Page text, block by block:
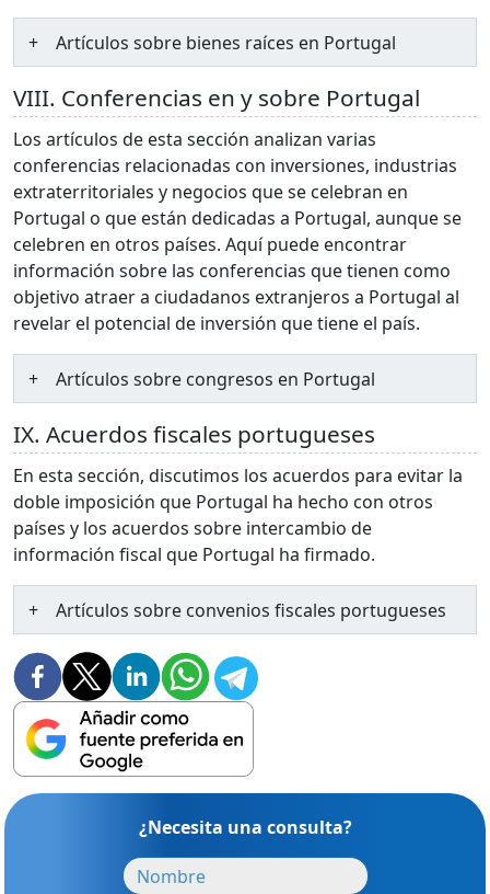
Artículos sobre bienes raíces en Portugal
VIII. Conferencias en y sobre Portugal
Los artículos de esta sección analizan varias
conferencias relacionadas con inversiones, industrias
extraterritoriales y negocios que se celebran en
Portugal o que están dedicadas a Portugal, aunque se
celebren en otros países. Aquí puede encontrar
información sobre las conferencias que tienen como
objetivo atraer a ciudadanos extranjeros a Portugal al
revelar el potencial de inversión que tiene el país.
Artículos sobre congresos en Portugal
IX. Acuerdos fiscales portugueses
En esta sección, discutimos los acuerdos para evitar la
doble imposición que Portugal ha hecho con otros
países y los acuerdos sobre intercambio de
información fiscal que Portugal ha firmado.
Artículos sobre convenios fiscales portugueses
¿Necesita una consulta?